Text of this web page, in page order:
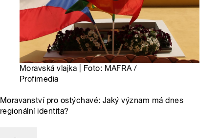
Moravská vlajka | Foto: MAFRA /
Profimedia
Moravanství pro ostýchavé: Jaký význam má dnes
regionální identita?